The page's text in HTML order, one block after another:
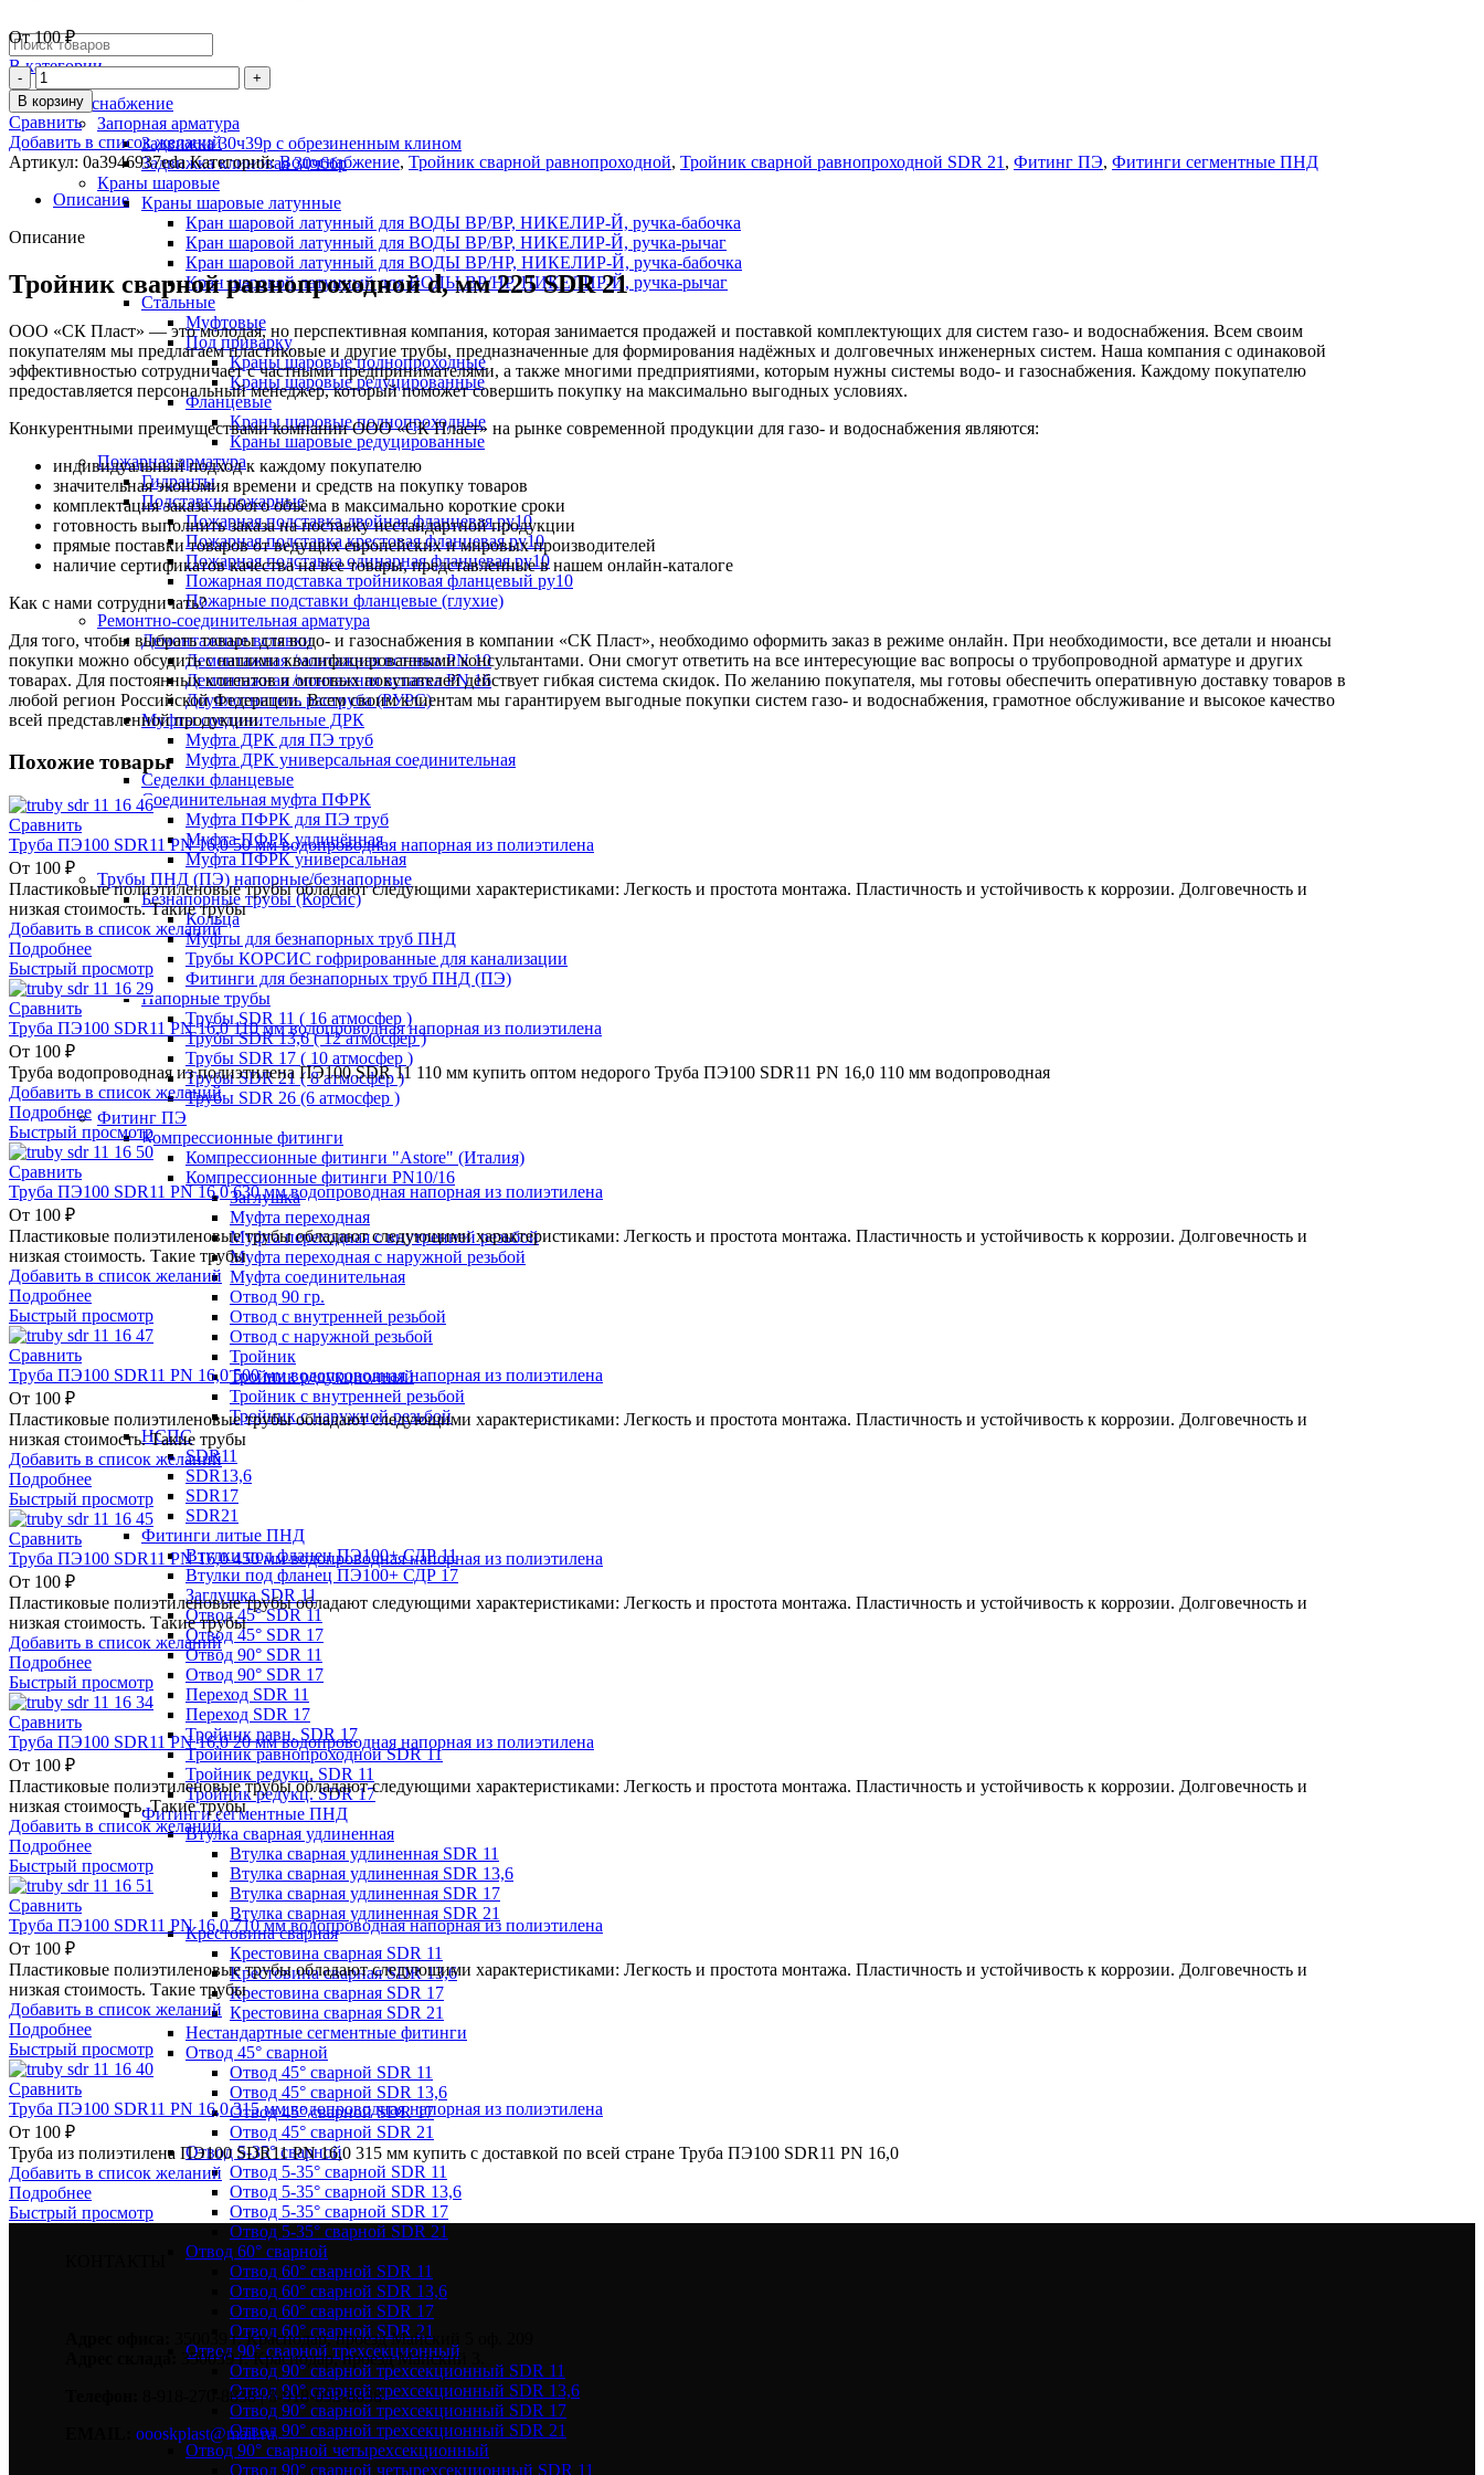
В категории
Водоснабжение
Запорная арматура
Задвижка 30ч39р с обрезиненным клином
Задвижка клиновая 30ч6бр
Краны шаровые
Краны шаровые латунные
Кран шаровой латунный для ВОДЫ ВР/ВР, НИКЕЛИР-Й, ручка-бабочка
Кран шаровой латунный для ВОДЫ ВР/ВР, НИКЕЛИР-Й, ручка-рычаг
Кран шаровой латунный для ВОДЫ ВР/НР, НИКЕЛИР-Й, ручка-бабочка
Кран шаровой латунный для ВОДЫ ВР/НР, НИКЕЛИР-Й, ручка-рычаг
Стальные
Муфтовые
Под приварку
Краны шаровые полнопроходные
Краны шаровые редуцированные
Фланцевые
Краны шаровые полнопроходные
Краны шаровые редуцированные
Пожарная арматура
Гидранты
Подставки пожарные
Пожарная подставка двойная фланцевая ру10
Пожарная подставка крестовая фланцевая ру10
Пожарная подставка одинарная фланцевая ру10
Пожарная подставка тройниковая фланцевый ру10
Пожарные подставки фланцевые (глухие)
Ремонтно-соединительная арматура
Демонтажные вставки
Демонтажная /монтажная вставка PN 10
Демонтажная /монтажная вставка PN 16
Доуплотнитель раструба (РУРС)
Муфты соединительные ДРК
Муфта ДРК для ПЭ труб
Муфта ДРК универсальная соединительная
Седелки фланцевые
Соединительная муфта ПФРК
Муфта ПФРК для ПЭ труб
Муфта ПФРК удлинённая
Муфта ПФРК универсальная
Трубы ПНД (ПЭ) напорные/безнапорные
Безнапорные трубы (Корсис)
Кольца
Муфты для безнапорных труб ПНД
Трубы КОРСИС гофрированные для канализации
Фитинги для безнапорных труб ПНД (ПЭ)
Напорные трубы
Трубы SDR 11 ( 16 атмосфер )
Трубы SDR 13,6 ( 12 атмосфер )
Трубы SDR 17 ( 10 атмосфер )
Трубы SDR 21 ( 8 атмосфер )
Трубы SDR 26 (6 атмосфер )
Фитинг ПЭ
Компрессионные фитинги
Компрессионные фитинги "Astore" (Италия)
Компрессионные фитинги PN10/16
Заглушка
Муфта переходная
Муфта переходная с внутренней резьбой
Муфта переходная с наружной резьбой
Муфта соединительная
Отвод 90 гр.
Отвод с внутренней резьбой
Отвод с наружной резьбой
Тройник
Тройник редукционный
Тройник с внутренней резьбой
Тройник с наружной резьбой
НСПС
SDR11
SDR13,6
SDR17
SDR21
Фитинги литые ПНД
Втулки под фланец ПЭ100+ СДР 11
Втулки под фланец ПЭ100+ СДР 17
Заглушка SDR 11
Отвод 45° SDR 11
Отвод 45° SDR 17
Отвод 90° SDR 11
Отвод 90° SDR 17
Переход SDR 11
Переход SDR 17
Тройник равн. SDR 17
Тройник равнопроходной SDR 11
Тройник редукц. SDR 11
Тройник редукц. SDR 17
Фитинги сегментные ПНД
Втулка сварная удлиненная
Втулка сварная удлиненная SDR 11
Втулка сварная удлиненная SDR 13,6
Втулка сварная удлиненная SDR 17
Втулка сварная удлиненная SDR 21
Крестовина сварная
Крестовина сварная SDR 11
Крестовина сварная SDR 13,6
Крестовина сварная SDR 17
Крестовина сварная SDR 21
Нестандартные сегментные фитинги
Отвод 45° сварной
Отвод 45° сварной SDR 11
Отвод 45° сварной SDR 13,6
Отвод 45° сварной SDR 17
Отвод 45° сварной SDR 21
Отвод 5-35° сварной
Отвод 5-35° сварной SDR 11
Отвод 5-35° сварной SDR 13,6
Отвод 5-35° сварной SDR 17
Отвод 5-35° сварной SDR 21
Отвод 60° сварной
Отвод 60° сварной SDR 11
Отвод 60° сварной SDR 13,6
Отвод 60° сварной SDR 17
Отвод 60° сварной SDR 21
Отвод 90° сварной трехсекционный
Отвод 90° сварной трехсекционный SDR 11
Отвод 90° сварной трехсекционный SDR 13,6
Отвод 90° сварной трехсекционный SDR 17
Отвод 90° сварной трехсекционный SDR 21
Отвод 90° сварной четырехсекционный
Отвод 90° сварной четырехсекционный SDR 11
От100₽
В корзину
Сравнить
Добавить в список желаний
Артикул: 0a3946937edaКатегорий: Водоснабжение, Тройник сварной равнопроходной, Тройник сварной равнопроходной SDR 21 , Фитинг ПЭ, Фитинги сегментные ПНД
Описание
Описание
Тройник сварной равнопроходной d, мм 225 SDR 21
ООО «СК Пласт» — это молодая, но перспективная компания, которая занимается продажей и поставкой комплектующих для систем газо- и водоснабжения. Всем своим
покупателям мы предлагаем пластиковые и другие трубы, предназначенные для формирования надёжных и долговечных инженерных систем. Наша компания с одинаковой
эффективностью сотрудничает с частными предпринимателями, а также многими предприятиями, которым нужны системы водо- и газоснабжения. Каждому покупателю
предоставляется персональный менеджер, который поможет совершить покупку на максимально выгодных условиях.
Конкурентными преимуществами компании ООО «СК Пласт» на рынке современной продукции для газо- и водоснабжения являются:
индивидуальный подход к каждому покупателю
значительная экономия времени и средств на покупку товаров
комплектация заказа любого объёма в максимально короткие сроки
готовность выполнить заказа на поставку нестандартной продукции
прямые поставки товаров от ведущих европейских и мировых производителей
наличие сертификатов качества на все товары, представленные в нашем онлайн-каталоге
Как с нами сотрудничать?
Для того, чтобы выбрать товары для водо- и газоснабжения в компании «СК Пласт», необходимо оформить заказ в режиме онлайн. При необходимости, все детали и нюансы
покупки можно обсудить с нашими квалифицированными консультантами. Они смогут ответить на все интересующие вас вопросы о трубопроводной арматуре и других
товарах. Для постоянных клиентов и оптовых покупателей действует гибкая система скидок. По желанию покупателя, мы готовы обеспечить оперативную доставку товаров в
любой регион Российской Федерации. Всем своим клиентам мы гарантируем выгодные покупки систем газо- и водоснабжения, грамотное обслуживание и высокое качество
всей представленной продукции.
Похожие товары
Сравнить
Труба ПЭ100 SDR11 PN 16,0 50 мм водопроводная напорная из полиэтилена
От 100 ₽
Пластиковые полиэтиленовые трубы обладают следующими характеристиками: Легкость и простота монтажа. Пластичность и устойчивость к коррозии. Долговечность и
низкая стоимость. Такие трубы
Добавить в список желаний
Подробнее
Быстрый просмотр
Сравнить
Труба ПЭ100 SDR11 PN 16,0 110 мм водопроводная напорная из полиэтилена
От 100 ₽
Труба водопроводная из полиэтилена ПЭ100 SDR 11 110 мм купить оптом недорого Труба ПЭ100 SDR11 PN 16,0 110 мм водопроводная
Добавить в список желаний
Подробнее
Быстрый просмотр
Сравнить
Труба ПЭ100 SDR11 PN 16,0 630 мм водопроводная напорная из полиэтилена
От 100 ₽
Пластиковые полиэтиленовые трубы обладают следующими характеристиками: Легкость и простота монтажа. Пластичность и устойчивость к коррозии. Долговечность и
низкая стоимость. Такие трубы
Добавить в список желаний
Подробнее
Быстрый просмотр
Сравнить
Труба ПЭ100 SDR11 PN 16,0 500 мм водопроводная напорная из полиэтилена
От 100 ₽
Пластиковые полиэтиленовые трубы обладают следующими характеристиками: Легкость и простота монтажа. Пластичность и устойчивость к коррозии. Долговечность и
низкая стоимость. Такие трубы
Добавить в список желаний
Подробнее
Быстрый просмотр
Сравнить
Труба ПЭ100 SDR11 PN 16,0 450 мм водопроводная напорная из полиэтилена
От 100 ₽
Пластиковые полиэтиленовые трубы обладают следующими характеристиками: Легкость и простота монтажа. Пластичность и устойчивость к коррозии. Долговечность и
низкая стоимость. Такие трубы
Добавить в список желаний
Подробнее
Быстрый просмотр
Сравнить
Труба ПЭ100 SDR11 PN 16,0 20 мм водопроводная напорная из полиэтилена
От 100 ₽
Пластиковые полиэтиленовые трубы обладают следующими характеристиками: Легкость и простота монтажа. Пластичность и устойчивость к коррозии. Долговечность и
низкая стоимость. Такие трубы
Добавить в список желаний
Подробнее
Быстрый просмотр
Сравнить
Труба ПЭ100 SDR11 PN 16,0 710 мм водопроводная напорная из полиэтилена
От 100 ₽
Пластиковые полиэтиленовые трубы обладают следующими характеристиками: Легкость и простота монтажа. Пластичность и устойчивость к коррозии. Долговечность и
низкая стоимость. Такие трубы
Добавить в список желаний
Подробнее
Быстрый просмотр
Сравнить
Труба ПЭ100 SDR11 PN 16,0 315 мм водопроводная напорная из полиэтилена
От 100 ₽
Труба из полиэтилена ПЭ100 SDR11 PN 16,0 315 мм купить с доставкой по всей стране Труба ПЭ100 SDR11 PN 16,0
Добавить в список желаний
Подробнее
Быстрый просмотр
350039 г. Краснодар, проезд Майский 5 оф. 209
350039 г. Краснодар, проезд Майский 3.
8-918-270-8838 | 8-918-093-8838
oooskplast@mail.ru